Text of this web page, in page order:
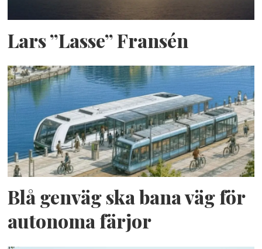
Lars ”Lasse” Fransén
Blå genväg ska bana väg för
autonoma färjor